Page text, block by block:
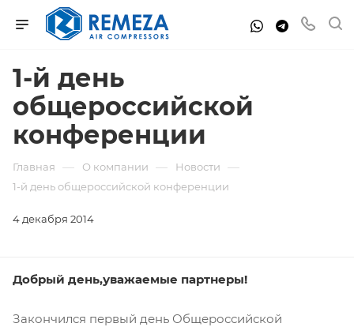
1-й день
общероссийской
конференции
Главная — О компании — Новости —
1-й день общероссийской конференции
4 декабря 2014
Добрый день,уважаемые партнеры!
Закончился первый день Общероссийской